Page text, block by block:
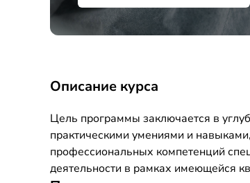
Описание курса
Цель программы заключается в
практическими умениями и
профессиональных компетенций
деятельности в рамках имеющейся